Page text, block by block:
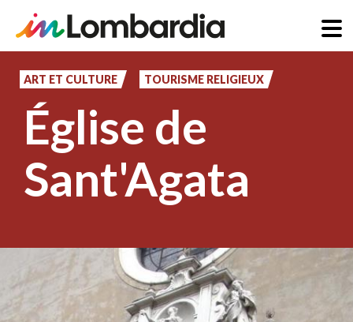
contenu
principal
ART ET CULTURE TOURISME RELIGIEUX
Église de
Sant'Agata